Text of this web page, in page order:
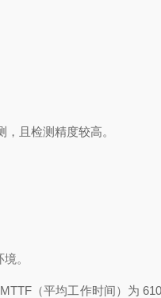
且检测精度较高。
。
（平均工作时间）为